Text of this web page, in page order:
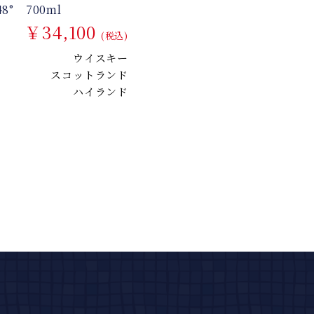
700ml
￥34,100 (税込)
ウイスキー
スコットランド
ハイランド